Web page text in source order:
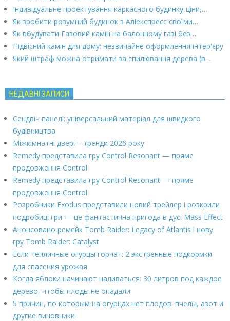
Індивідуальне проектування каркасного будинку-ціни,…
Як зробити розумний будинок з Аліекспресс своїми…
Як вбудувати Газовий камін на балонному газі без…
Підвісний камін для дому: незвичайне оформлення інтер'єру
Який штраф можна отримати за спилювання дерева (в…
НЕДАВНІ ЗАПИСИ
Сендвіч панелі: універсальний матеріал для швидкого
будівництва
Міжкімнатні двері – тренди 2026 року
Remedy представила гру Control Resonant — пряме
продовження Control
Remedy представила гру Control Resonant — пряме
продовження Control
Розробники Exodus представили новий трейлер і розкрили
подробиці гри — це фантастична пригода в дусі Mass Effect
Анонсовано ремейк Tomb Raider: Legacy of Atlantis і нову
гру Tomb Raider: Catalyst
Если тепличные огурцы горчат: 2 экстренные подкормки
для спасения урожая
Когда яблоки начинают наливаться: 30 литров под каждое
дерево, чтобы плоды не опадали
5 причин, по которым на огурцах нет плодов: пчелы, азот и
другие виновники